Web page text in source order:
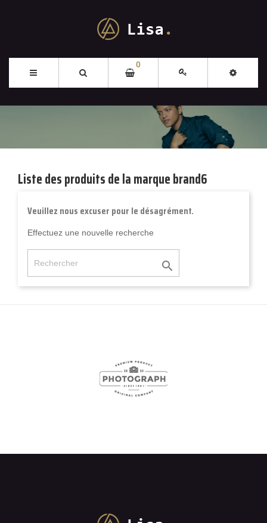
0
Liste des produits de la marque brand6
Veuillez nous excuser pour le désagrément.
Effectuez une nouvelle recherche
